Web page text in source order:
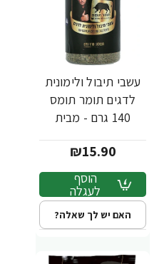
עשבי תיבול ולימונית
לדגים תומר תומס
140 גרם - מבית
₪15.90
הוסף
לעגלה
האם יש לך שאלה?